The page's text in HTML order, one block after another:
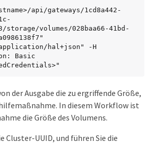
api/gateways/1cd8a442-
storage/volumes/028baa66-41bd-
hal+json" -H
Basic
der Ausgabe die zu ergriffende Größe,
In diesem Workflow ist
die Größe des Volumens.
Cluster-UUID, und führen Sie die